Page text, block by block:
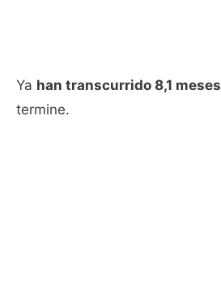
Ya han transcurrido 8,1 meses
termine.